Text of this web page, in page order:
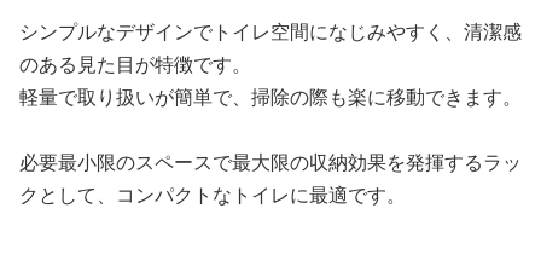
シンプルなデザインでトイレ空間になじみやすく、清潔感
のある見た目が特徴です。
軽量で取り扱いが簡単で、掃除の際も楽に移動できます。
必要最小限のスペースで最大限の収納効果を発揮するラッ
クとして、コンパクトなトイレに最適です。